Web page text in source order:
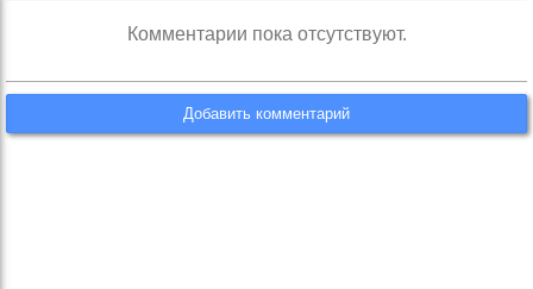
Комментарии пока отсутствуют.
Добавить комментарий